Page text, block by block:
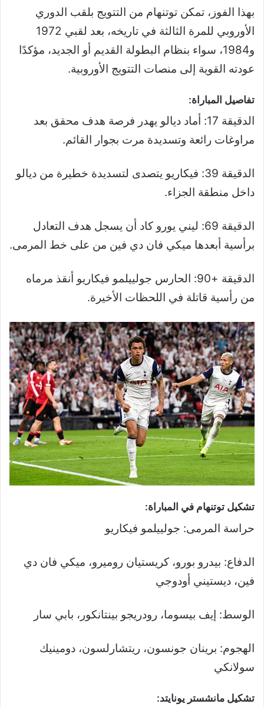
بهذا الفوز، تمكن توتنهام من التتويج بلقب الدوري
الأوروبي للمرة الثالثة في تاريخه، بعد لقبي 1972
و1984، سواء بنظام البطولة القديم أو الجديد، مؤكدًا
عودته القوية إلى منصات التتويج الأوروبية.
تفاصيل المباراة:
الدقيقة 17: أماد ديالو يهدر فرصة هدف محقق بعد
مراوغات رائعة وتسديدة مرت بجوار القائم.
الدقيقة 39: فيكاريو يتصدى لتسديدة خطيرة من ديالو
داخل منطقة الجزاء.
الدقيقة 69: ليني يورو كاد أن يسجل هدف التعادل
برأسية أبعدها ميكي فان دي فين من على خط المرمى.
الدقيقة +90: الحارس جولييلمو فيكاريو أنقذ مرماه
من رأسية قاتلة في اللحظات الأخيرة.
تشكيل توتنهام في المباراة:
حراسة المرمى: جولييلمو فيكاريو
الدفاع: بيدرو بورو، كريستيان روميرو، ميكي فان دي
فين، ديستيني أودوجي
الوسط: إيف بيسوما، رودريجو بينتانكور، بابي سار
الهجوم: برينان جونسون، ريتشارلسون، دومينيك
سولانكي
تشكيل مانشستر يونايتد: